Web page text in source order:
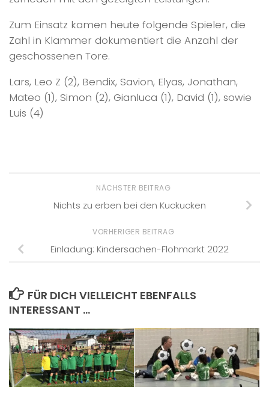
Zum Einsatz kamen heute folgende Spieler, die
Zahl in Klammer dokumentiert die Anzahl der
geschossenen Tore.
Lars, Leo Z (2), Bendix, Savion, Elyas, Jonathan,
Mateo (1), Simon (2), Gianluca (1), David (1), sowie
Luis (4)
NÄCHSTER BEITRAG
Nichts zu erben bei den Kuckucken
VORHERIGER BEITRAG
Einladung: Kindersachen-Flohmarkt 2022
FÜR DICH VIELLEICHT EBENFALLS
INTERESSANT …